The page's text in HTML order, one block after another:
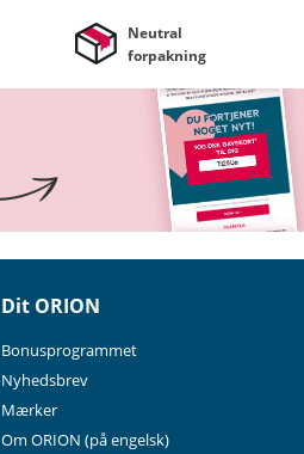
Neutral
forpakning
Dit ORION
Bonusprogrammet
Nyhedsbrev
Mærker
Om ORION (på engelsk)